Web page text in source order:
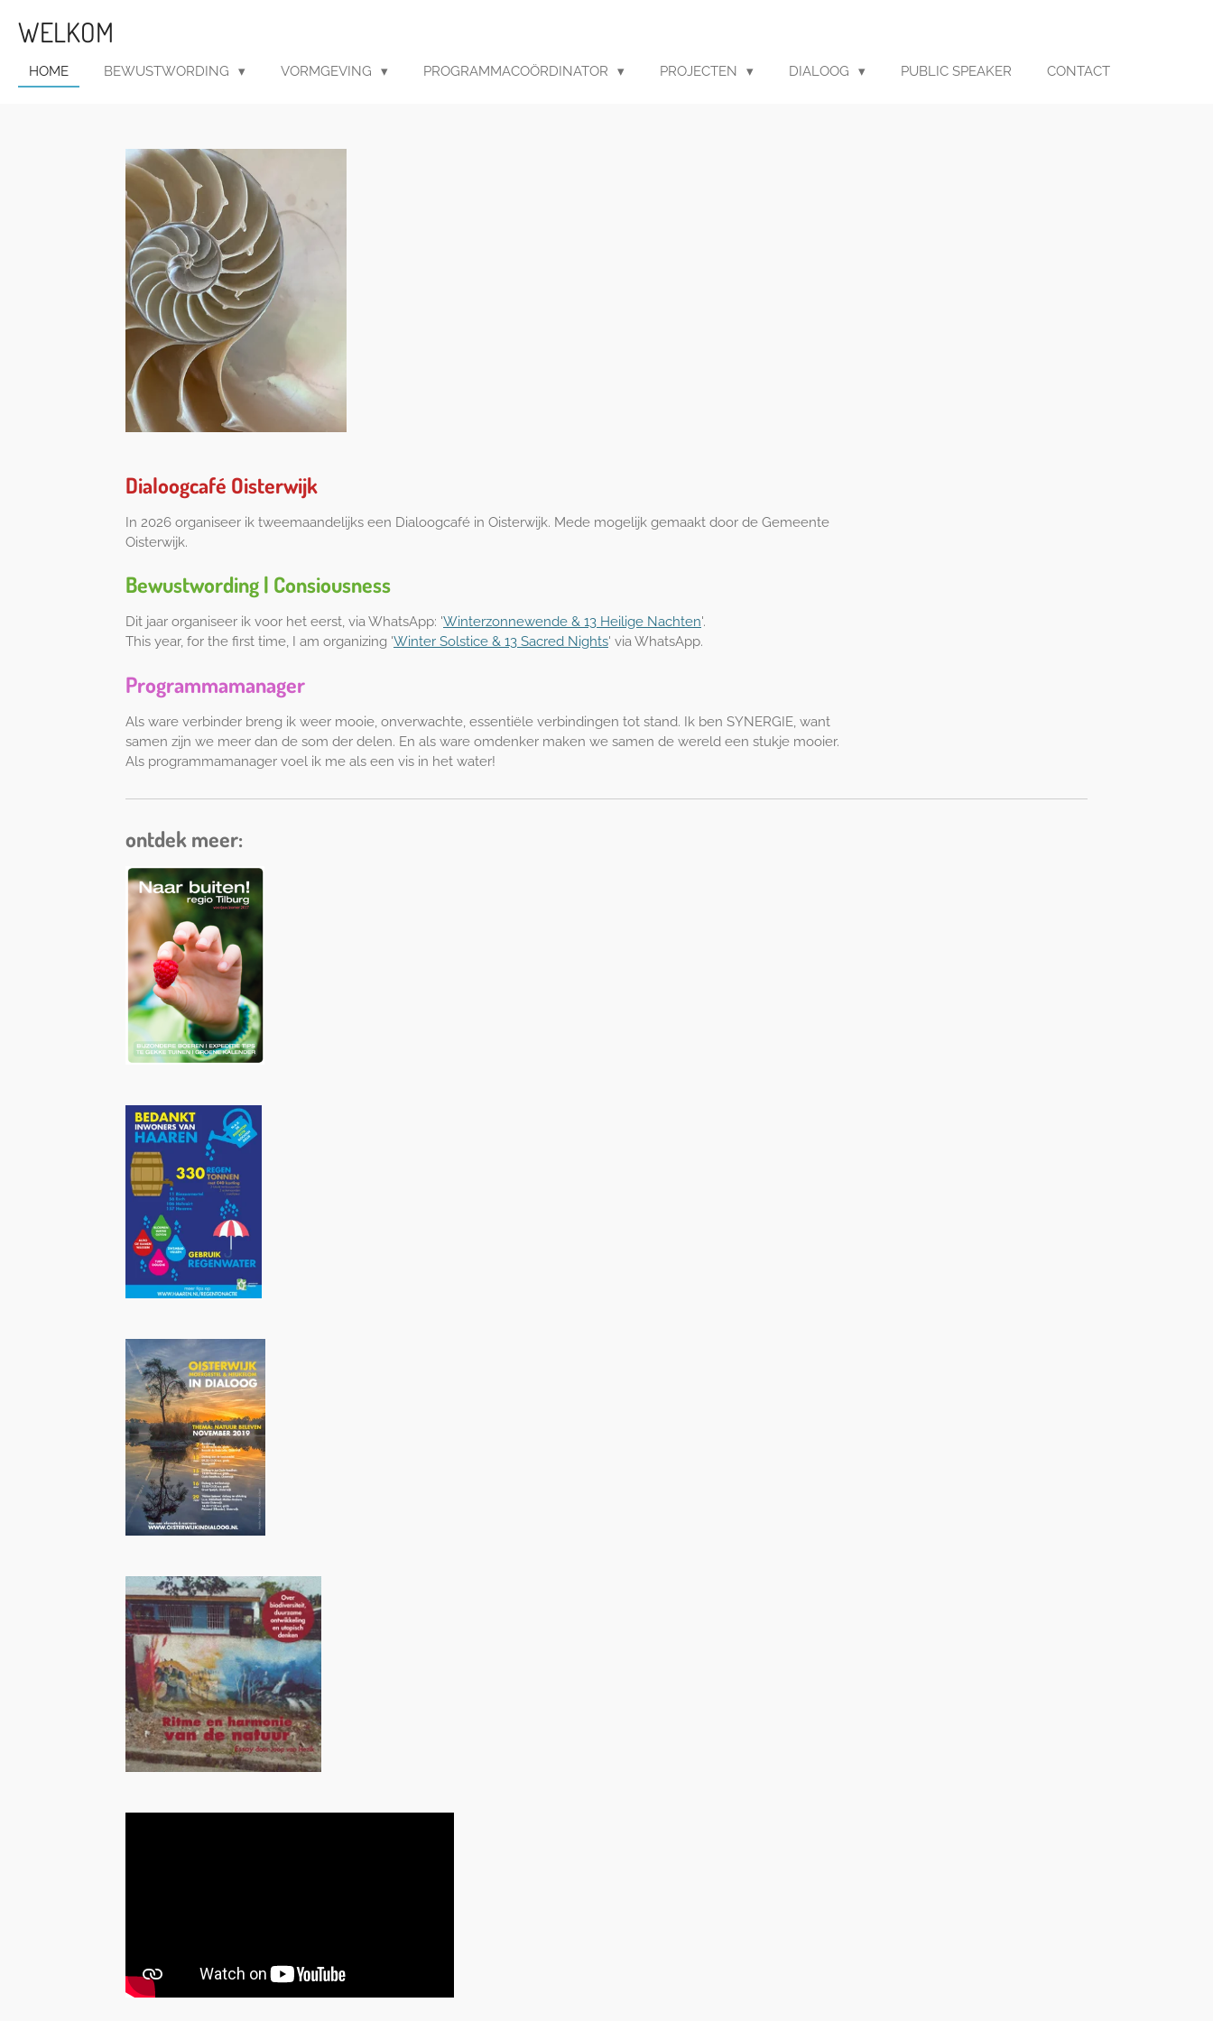
direct
WELKOM
HOME BEWUSTWORDING VORMGEVING PROGRAMMACOÖRDINATOR PROJECTEN DIALOOG PUBLIC SPEAKER CONTACT
Dialoogcafé Oisterwijk
In 2026 organiseer ik tweemaandelijks een Dialoogcafé in Oisterwijk. Mede mogelijk gemaakt door de Gemeente
Oisterwijk.
Bewustwording | Consiousness
Dit jaar organiseer ik voor het eerst, via WhatsApp: 'Winterzonnewende & 13 Heilige Nachten'.
This year, for the first time, I am organizing 'Winter Solstice & 13 Sacred Nights' via WhatsApp.
Programmamanager
Als ware verbinder breng ik weer mooie, onverwachte, essentiële verbindingen tot stand. Ik ben SYNERGIE, want
samen zijn we meer dan de som der delen. En als ware omdenker maken we samen de wereld een stukje mooier.
Als programmamanager voel ik me als een vis in het water!
ontdek meer: